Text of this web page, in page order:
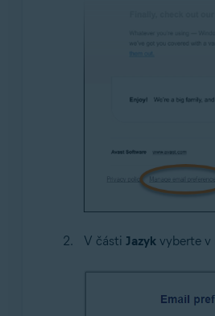
V části Jazykvyberte v